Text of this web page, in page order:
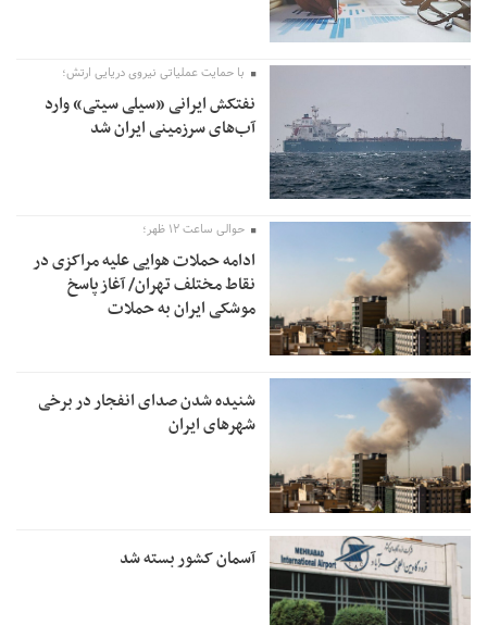
با حمایت عملیاتی نیروی دریایی ارتش؛
نفتکش ایرانی «سیلی سیتی» وارد
آب‌های سرزمینی ایران شد
حوالی ساعت ۱۲ ظهر؛
ادامه حملات هوایی علیه مراکزی در
نقاط مختلف تهران/ آغاز پاسخ
موشکی ایران به حملات
شنیده شدن صدای انفجار در برخی
شهرهای ایران
آسمان کشور بسته شد